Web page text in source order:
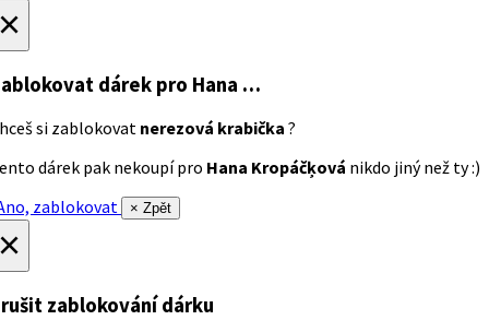
dárek pro Hana …
si zablokovat nerezová krabička ?
dárek pak nekoupí pro Hana Kropáčķová nikdo jiný než ty :)
zablokovat
× Zpět
zablokování dárku